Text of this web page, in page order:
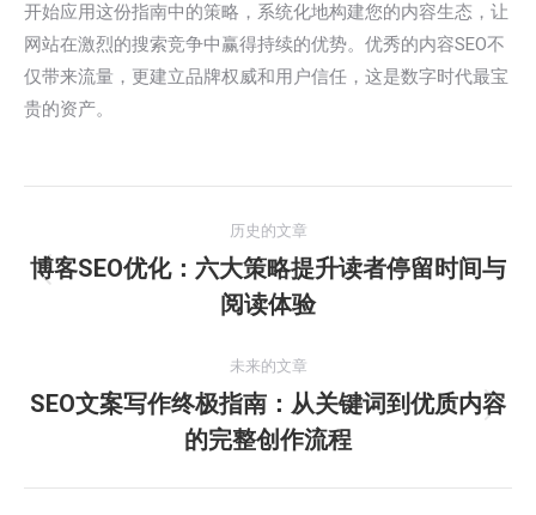
开始应用这份指南中的策略，系统化地构建您的内容生态，让
网站在激烈的搜索竞争中赢得持续的优势。优秀的内容SEO不
仅带来流量，更建立品牌权威和用户信任，这是数字时代最宝
贵的资产。
章
历史的文章
历
史
章：
博客SEO优化：六大策略提升读者停留时间与
阅读体验
未来的文章
来
的
SEO文案写作终极指南：从关键词到优质内容
的完整创作流程